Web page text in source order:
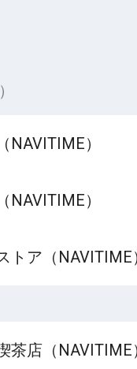
NAVITIME）
NAVITIME）
トア（NAVITIME
茶店（NAVITIME